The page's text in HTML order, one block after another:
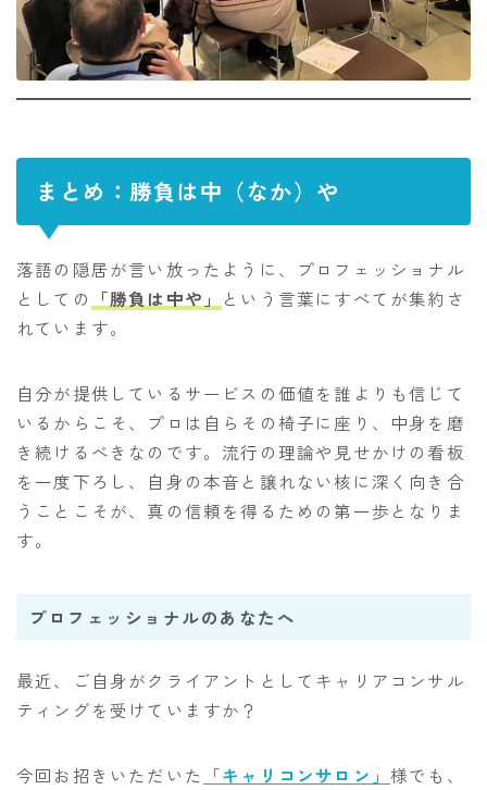
まとめ：勝負は中（なか）や
落語の隠居が言い放ったように、プロフェッショナル
としての
「勝負は中や」
という言葉にすべてが集約さ
れています。
自分が提供しているサービスの価値を誰よりも信じて
いるからこそ、プロは自らその椅子に座り、中身を磨
き続けるべきなのです。流行の理論や見せかけの看板
を一度下ろし、自身の本音と譲れない核に深く向き合
うことこそが、真の信頼を得るための第一歩となりま
す。
プロフェッショナルのあなたへ
最近、ご自身がクライアントとしてキャリアコンサル
ティングを受けていますか？
今回お招きいただいた 「キャリコンサロン」 様でも、